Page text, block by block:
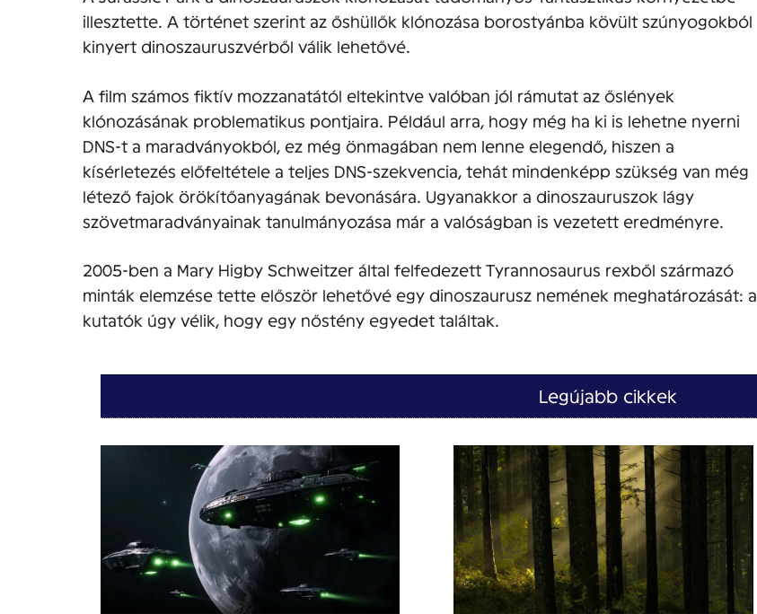
illesztette. A történet szerint az őshüllők klónozása borostyánba kövült szúnyogokból
kinyert dinoszauruszvérből válik lehetővé.
A film számos fiktív mozzanatától eltekintve valóban jól rámutat az őslények
klónozásának problematikus pontjaira. Például arra, hogy még ha ki is lehetne nyerni
DNS-t a maradványokból, ez még önmagában nem lenne elegendő, hiszen a
kísérletezés előfeltétele a teljes DNS-szekvencia, tehát mindenképp szükség van még
létező fajok örökítőanyagának bevonására. Ugyanakkor a dinoszauruszok lágy
szövetmaradványainak tanulmányozása már a valóságban is vezetett eredményre.
2005-ben a Mary Higby Schweitzer által felfedezett Tyrannosaurus rexből származó
minták elemzése tette először lehetővé egy dinoszaurusz nemének meghatározását: a
kutatók úgy vélik, hogy egy nőstény egyedet találtak.
Legújabb cikkek